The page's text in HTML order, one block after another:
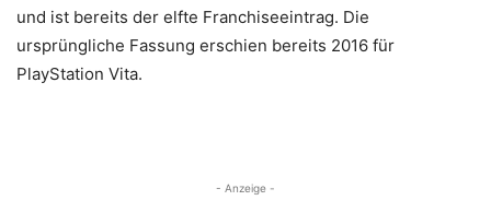
und ist bereits der elfte Franchiseeintrag. Die
ursprüngliche Fassung erschien bereits 2016 für
PlayStation Vita.
- Anzeige -